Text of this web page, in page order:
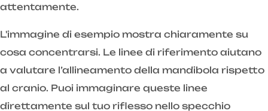
attentamente.
L'immagine di esempio mostra chiaramente su
cosa concentrarsi. Le linee di riferimento aiutano
a valutare l’allineamento della mandibola rispetto
al cranio. Puoi immaginare queste linee
direttamente sul tuo riflesso nello specchio